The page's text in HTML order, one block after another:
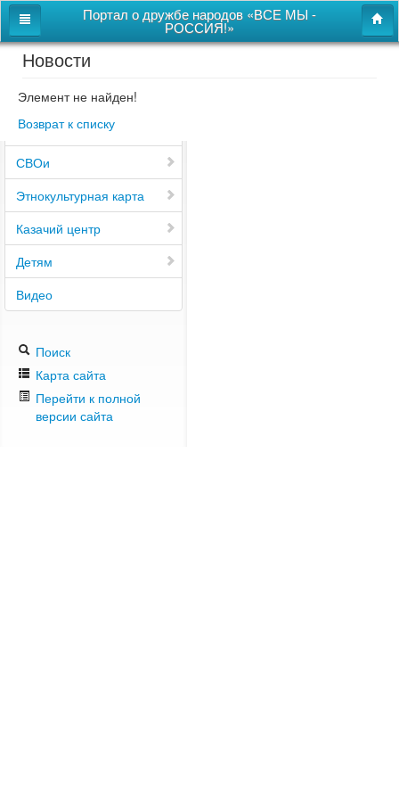
Портал о дружбе народов «ВСЕ МЫ -
РОССИЯ!»
Главная
Дом дружбы народов
Новости
СВОи
Этнокультурная карта
Казачий центр
Детям
Видео
Поиск
Карта сайта
Перейти к полной
версии сайта
Новости
Элемент не найден!
Возврат к списку